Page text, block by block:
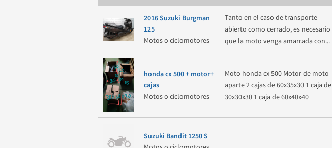
2016 Suzuki Burgman
125
Motos o ciclomotores
Tanto en el caso de transporte
abierto como cerrado, es necesario
que la moto venga amarrada con...
honda cx 500 + motor+
cajas
Motos o ciclomotores
Moto honda cx 500 Motor de moto
aparte 2 cajas de 60x35x30 1 caja de
30x30x30 1 caja de 60x40x40
Suzuki Bandit 1250 S